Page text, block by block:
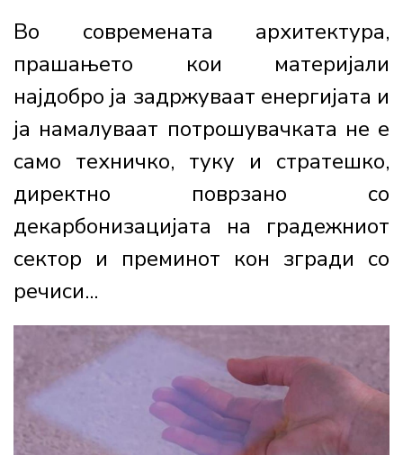
Во современата архитектура,
прашањето кои материјали
најдобро ја задржуваат енергијата и
ја намалуваат потрошувачката не е
само техничко, туку и стратешко,
директно поврзано со
декарбонизацијата на градежниот
сектор и преминот кон згради со
речиси...